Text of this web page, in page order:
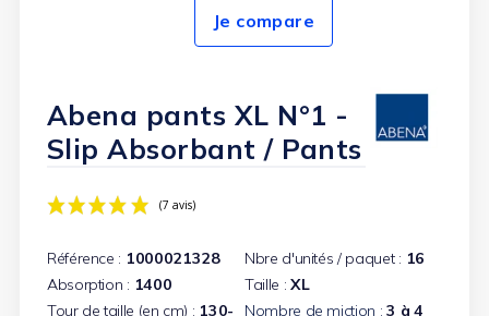
Je compare
Abena pants XL N°1 -
Slip Absorbant / Pants
Référence : 1000021328 Nbre d'unités / paquet : 16
Absorption : 1400 Taille : XL
Tour de taille (en cm) : 130-
Nombre de miction : 3 à 4